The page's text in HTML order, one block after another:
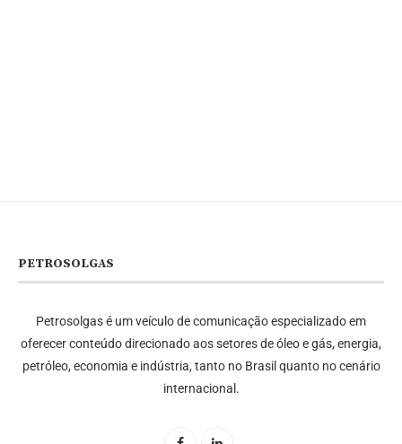
PETROSOLGAS
Petrosolgas é um veículo de comunicação especializado em
oferecer conteúdo direcionado aos setores de óleo e gás, energia,
petróleo, economia e indústria, tanto no Brasil quanto no cenário
internacional.